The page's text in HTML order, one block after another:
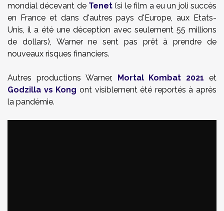
mondial décevant de Tenet(si le film a eu un joli succès
en France et dans d'autres pays d'Europe, aux Etats-
Unis, il a été une déception avec seulement 55 millions
de dollars), Warner ne sent pas prêt à prendre de
nouveaux risques financiers.
Autres productions Warner, Mortal Kombat 2021 et
Godzilla vs Kong ont visiblement été reportés à après
la pandémie.